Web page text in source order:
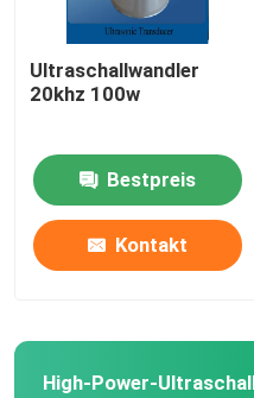
atomisierender
Ultraschallwandler
20khz 100w
Bestpreis
Kontakt
High-Power-